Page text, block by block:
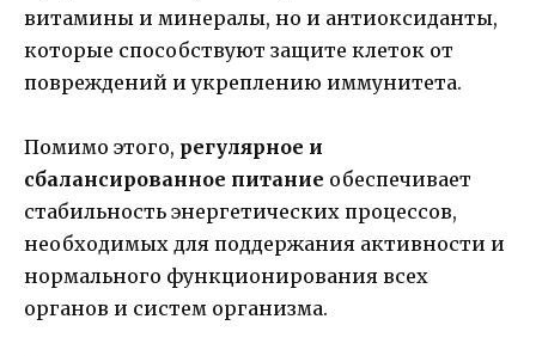
витамины и минералы, но и антиоксиданты,
которые способствуют защите клеток от
повреждений и укреплению иммунитета.
Помимо этого, регулярное и
сбалансированное питание обеспечивает
стабильность энергетических процессов,
необходимых для поддержания активности и
нормального функционирования всех
органов и систем организма.